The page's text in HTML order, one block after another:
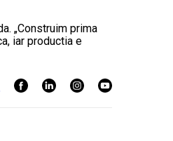
„Construim prima
iar productia e